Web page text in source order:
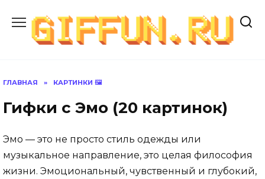
содержанию
ГЛАВНАЯ » КАРТИНКИ 🖼
Гифки с Эмо (20 картинок)
Эмо — это не просто стиль одежды или
музыкальное направление, это целая философия
жизни. Эмоциональный, чувственный и глубокий,